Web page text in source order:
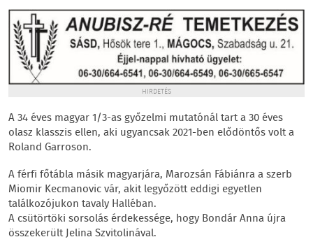
HIRDETÉS
A 34 éves magyar 1/3-as győzelmi mutatónál tart a 30 éves
olasz klasszis ellen, aki ugyancsak 2021-ben elődöntős volt a
Roland Garroson.
A férfi főtábla másik magyarjára, Marozsán Fábiánra a szerb
Miomir Kecmanovic vár, akit legyőzött eddigi egyetlen
találkozójukon tavaly Halléban.
A csütörtöki sorsolás érdekessége, hogy Bondár Anna újra
összekerült Jelina Szvitolinával.